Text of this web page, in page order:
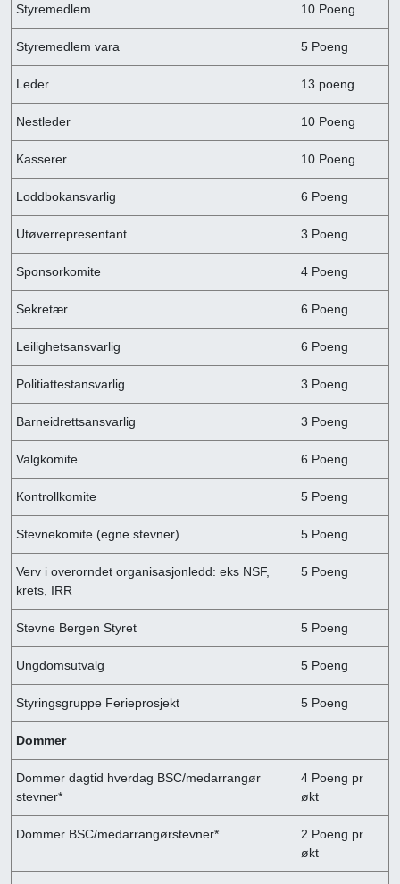
Styremedlem 10 Poeng
Styremedlem vara 5 Poeng
Leder 13 poeng
Nestleder 10 Poeng
Kasserer 10 Poeng
Loddbokansvarlig 6 Poeng
Utøverrepresentant 3 Poeng
Sponsorkomite 4 Poeng
Sekretær 6 Poeng
Leilighetsansvarlig 6 Poeng
Politiattestansvarlig 3 Poeng
Barneidrettsansvarlig 3 Poeng
Valgkomite 6 Poeng
Kontrollkomite 5 Poeng
Stevnekomite (egne stevner) 5 Poeng
Verv i overorndet organisasjonledd: eks NSF,
krets, IRR
5 Poeng
Stevne Bergen Styret 5 Poeng
Ungdomsutvalg 5 Poeng
Styringsgruppe Ferieprosjekt 5 Poeng
Dommer
Dommer dagtid hverdag BSC/medarrangør
stevner*
4 Poeng pr
økt
Dommer BSC/medarrangørstevner*
2 Poeng pr
økt